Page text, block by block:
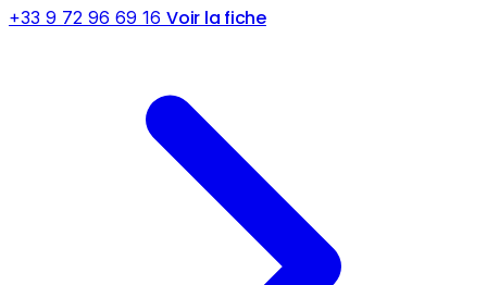
+33 9 72 96 69 16 Voir la fiche